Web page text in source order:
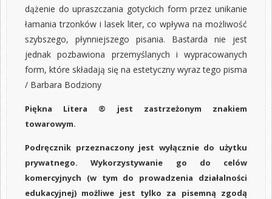
dążenie do upraszczania gotyckich form przez unikanie
łamania trzonków i lasek liter, co wpływa na możliwość
szybszego, płynniejszego pisania. Bastarda nie jest
jednak pozbawiona przemyślanych i wypracowanych
form, które składają się na estetyczny wyraz tego pisma
/ Barbara Bodziony
Piękna Litera ® jest zastrzeżonym znakiem
towarowym.
Podręcznik przeznaczony jest wyłącznie do użytku
prywatnego. Wykorzystywanie go do celów
komercyjnych (w tym do prowadzenia działalności
edukacyjnej) możliwe jest tylko za pisemną zgodą